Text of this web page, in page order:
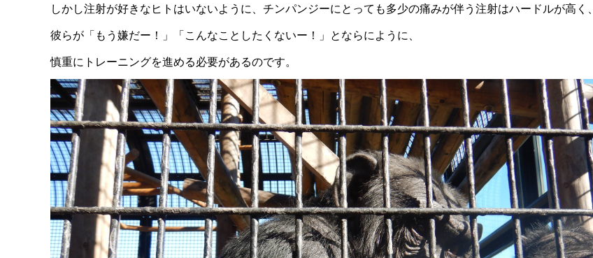
しかし注射が好きなヒトはいないように、チンパンジーにとっても多少の痛みが伴う注射はハードルが高く、
彼らが「もう嫌だー！」「こんなことしたくないー！」とならにように、
慎重にトレーニングを進める必要があるのです。